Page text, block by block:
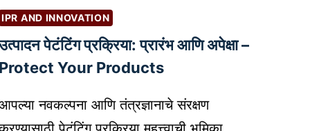
त
म
ह
त्वा
A
I
IPR AND INNOVATION
पेटंटिंग प्रक्रिया: प्रारंभ आणि अपेक्षा –
Your Products
नवकल्पना आणि तंत्रज्ञानाचे संरक्षण